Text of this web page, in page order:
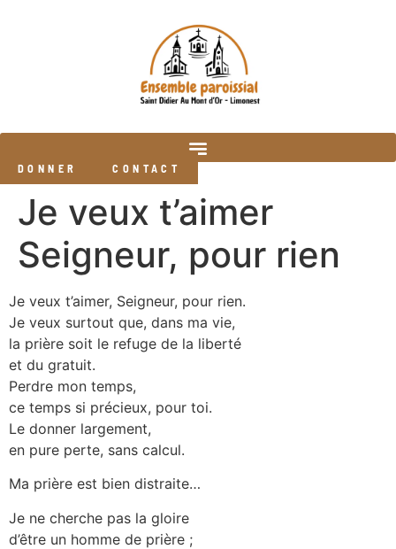
DONNER CONTACT
Je veux t’aimer
Seigneur, pour rien
Je veux t’aimer, Seigneur, pour rien.
Je veux surtout que, dans ma vie,
la prière soit le refuge de la liberté
et du gratuit.
Perdre mon temps,
ce temps si précieux, pour toi.
Le donner largement,
en pure perte, sans calcul.
Ma prière est bien distraite…
Je ne cherche pas la gloire
d’être un homme de prière ;